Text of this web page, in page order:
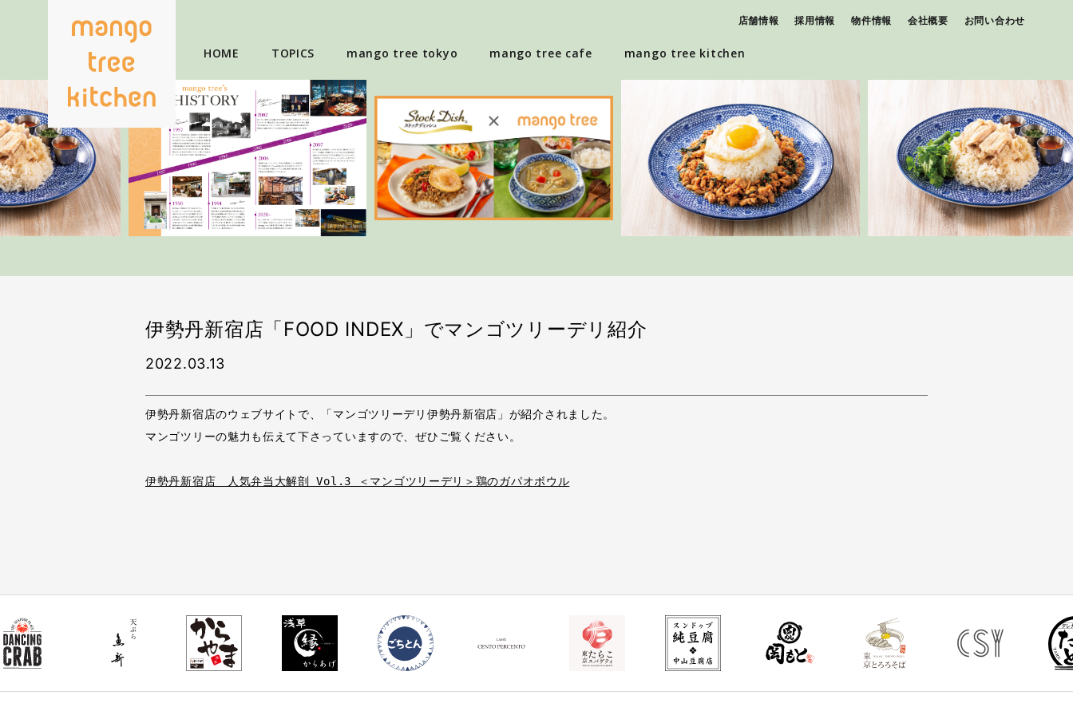
HOME TOPICS mango tree tokyo mango tree cafe mango tree kitchen
店舗情報 採用情報 物件情報 会社概要 お問い合わせ
伊勢丹新宿店「FOOD INDEX」でマンゴツリーデリ紹介
2022.03.13
伊勢丹新宿店のウェブサイトで、「マンゴツリーデリ伊勢丹新宿店」が紹介されました。
マンゴツリーの魅力も伝えて下さっていますので、ぜひご覧ください。
伊勢丹新宿店　人気弁当大解剖 Vol.3 ＜マンゴツリーデリ＞鶏のガパオボウル